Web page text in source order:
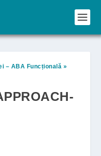
– ABA Funcțională »